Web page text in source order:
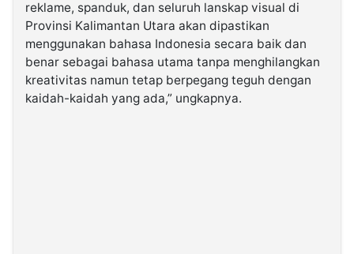
reklame, spanduk, dan seluruh lanskap visual di
Provinsi Kalimantan Utara akan dipastikan
menggunakan bahasa Indonesia secara baik dan
benar sebagai bahasa utama tanpa menghilangkan
kreativitas namun tetap berpegang teguh dengan
kaidah-kaidah yang ada,” ungkapnya.